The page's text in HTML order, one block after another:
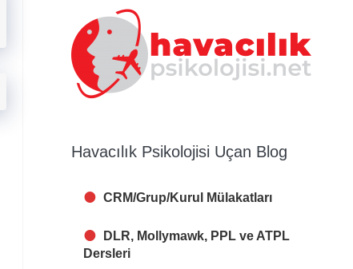
Havacılık Psikolojisi Uçan Blog
CRM/Grup/Kurul Mülakatları
DLR, Mollymawk, PPL ve ATPL
Dersleri